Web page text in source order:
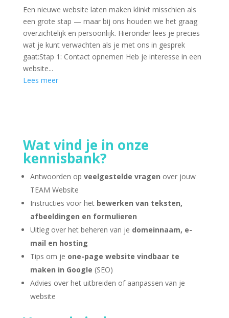
Een nieuwe website laten maken klinkt misschien als
een grote stap — maar bij ons houden we het graag
overzichtelijk en persoonlijk. Hieronder lees je precies
wat je kunt verwachten als je met ons in gesprek
gaat:Stap 1: Contact opnemen Heb je interesse in een
website...
Lees meer
Wat vind je in onze
kennisbank?
Antwoorden op veelgestelde vragen over jouw
TEAM Website
Instructies voor het bewerken van teksten,
afbeeldingen en formulieren
Uitleg over het beheren van je domeinnaam, e-
mail en hosting
Tips om je one-page website vindbaar te
maken in Google (SEO)
Advies over het uitbreiden of aanpassen van je
website